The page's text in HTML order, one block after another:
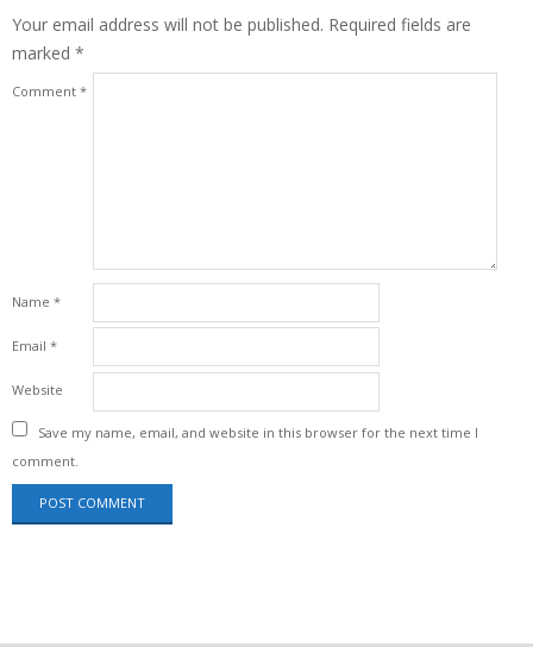
Your email address will not be published. Required fields are
marked *
Comment *
Name *
Email *
Website
Save my name, email, and website in this browser for the next time I
comment.